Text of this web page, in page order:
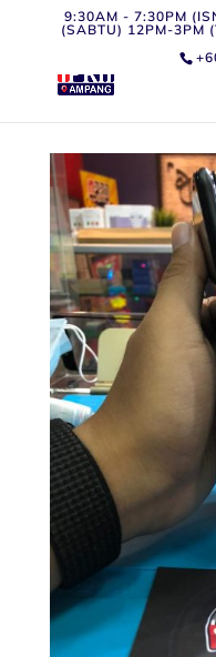
9:30AM - 7:30PM
(SABTU) 12PM-3PM